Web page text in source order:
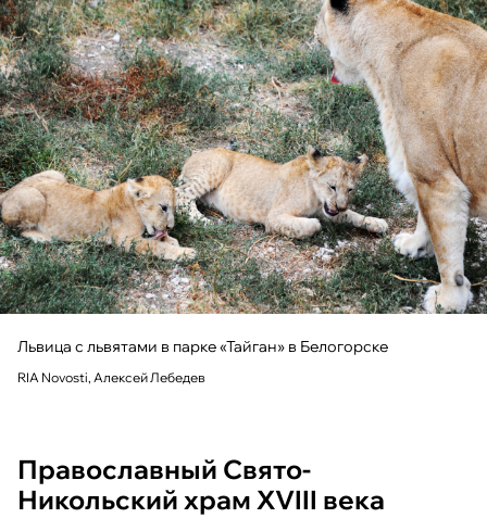
Львица с львятами в парке «Тайган» в Белогорске
RIA Novosti, Алексей Лебедев
Православный Свято-
Никольский храм XVIII века